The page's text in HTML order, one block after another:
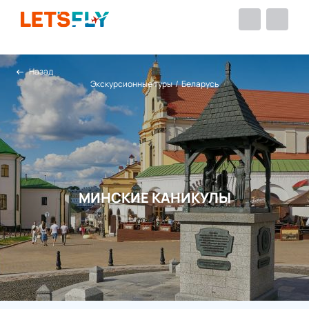
Назад
Экскурсионные туры / Беларусь
МИНСКИЕ КАНИКУЛЫ